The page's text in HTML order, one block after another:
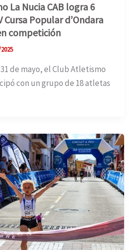
La Nucia CAB logra 6
Cursa Popular d’Ondara
competición
de mayo, el Club Atletismo
con un grupo de 18 atletas